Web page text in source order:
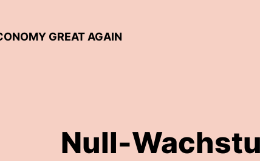
GREAT AGAIN
Null-